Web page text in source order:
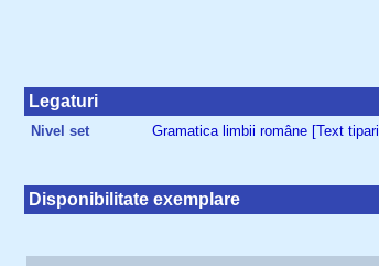
Legaturi
Nivel set Gramatica limbii române [Text
Disponibilitate exemplare